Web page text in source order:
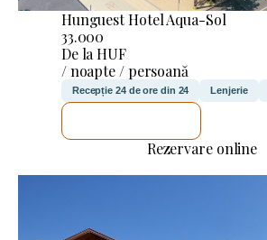
Hunguest Hotel Aqua-Sol
33.000
De la HUF
/ noapte / persoană
Recepție 24 de ore din 24 Lenjerie
Rezervare online